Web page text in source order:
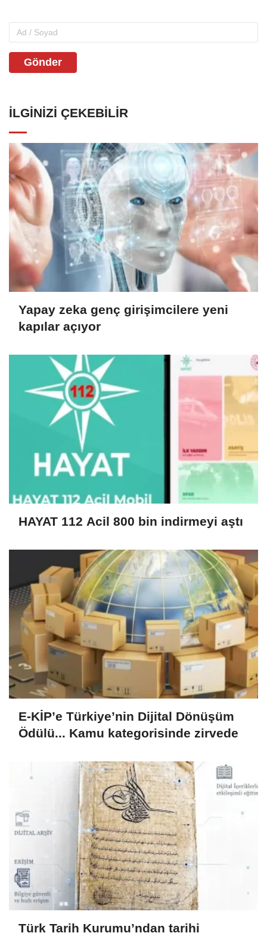
Gönder
İLGINIZI ÇEKEBILIR
Yapay zeka genç girişimcilere yeni
kapılar açıyor
HAYAT 112 Acil 800 bin indirmeyi aştı
E-KİP’e Türkiye’nin Dijital Dönüşüm
Ödülü... Kamu kategorisinde zirvede
Türk Tarih Kurumu’ndan tarihi